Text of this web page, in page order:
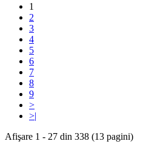
1
2
3
4
5
6
7
8
9
>
>|
Afişare 1 - 27 din 338 (13 pagini)